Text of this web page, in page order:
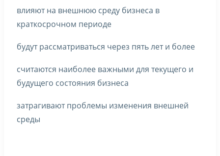
влияют на внешнюю среду бизнеса в
краткосрочном периоде
будут рассматриваться через пять лет и более
считаются наиболее важными для текущего и
будущего состояния бизнеса
затрагивают проблемы изменения внешней
среды